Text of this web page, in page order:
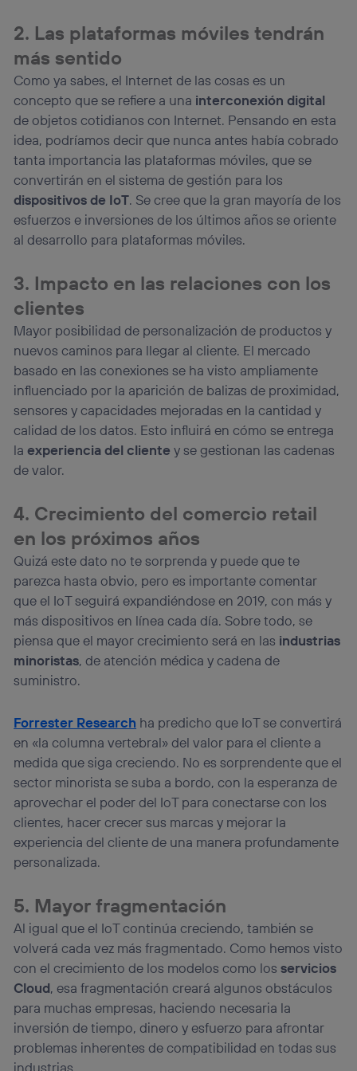
2. Las plataformas móviles tendrán
más sentido
Como ya sabes, el Internet de las cosas es un
concepto que se refiere a una interconexión digital
de objetos cotidianos con Internet. Pensando en esta
idea, podríamos decir que nunca antes había cobrado
tanta importancia las plataformas móviles, que se
convertirán en el sistema de gestión para los
dispositivos de IoT. Se cree que la gran mayoría de los
esfuerzos e inversiones de los últimos años se oriente
al desarrollo para plataformas móviles.
3. Impacto en las relaciones con los
clientes
Mayor posibilidad de personalización de productos y
nuevos caminos para llegar al cliente. El mercado
basado en las conexiones se ha visto ampliamente
influenciado por la aparición de balizas de proximidad,
sensores y capacidades mejoradas en la cantidad y
calidad de los datos. Esto influirá en cómo se entrega
laexperiencia del cliente y se gestionan las cadenas
de valor.
4. Crecimiento del comercio retail
en los próximos años
Quizá este dato no te sorprenda y puede que te
parezca hasta obvio, pero es importante comentar
que el IoT seguirá expandiéndose en 2019, con más y
más dispositivos en línea cada día. Sobre todo, se
piensa que el mayor crecimiento será en las industrias
minoristas, de atención médica y cadena de
suministro.
Forrester Research ha predicho que IoT se convertirá
en «la columna vertebral» del valor para el cliente a
medida que siga creciendo. No es sorprendente que el
sector minorista se suba a bordo, con la esperanza de
aprovechar el poder del IoT para conectarse con los
clientes, hacer crecer sus marcas y mejorar la
experiencia del cliente de una manera profundamente
personalizada.
5. Mayor fragmentación
Al igual que el IoT continúa creciendo, también se
volverá cada vez más fragmentado. Como hemos visto
con el crecimiento de los modelos como losservicios
Cloud, esa fragmentación creará algunos obstáculos
para muchas empresas, haciendo necesaria la
inversión de tiempo, dinero y esfuerzo para afrontar
problemas inherentes de compatibilidad en todas sus
industrias.
“Administrar Utiq” en la parte inferior de esta página web o
visitando el portal de privacidad de Utiq
(“consenthub”). Para más información, consulta
la política de privacidad de Utiq.